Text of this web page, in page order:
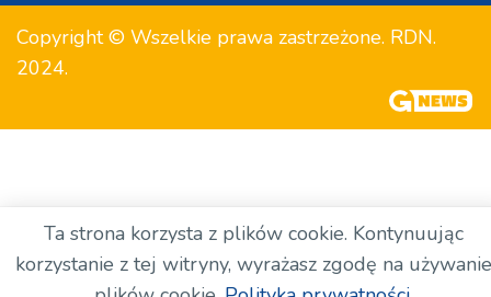
Copyright © Wszelkie prawa zastrzeżone. RDN.
2024.
Ta strona korzysta z plików cookie. Kontynuując
korzystanie z tej witryny, wyrażasz zgodę na używanie